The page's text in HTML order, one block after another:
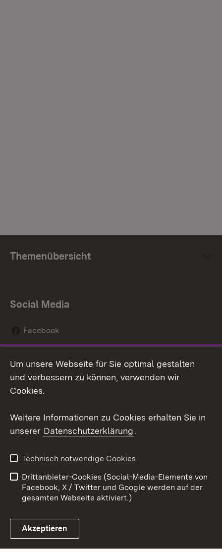
Themenübersicht
Social Media
Facebook
Social Wall
Youtube
Link zum Landesportal
Kontakt
Datenschutz
Barrierefreiheit
Impressum Cookies
Um unsere Webseite für Sie optimal gestalten
und verbessern zu können, verwenden wir
Cookies.
Weitere Informationen zu Cookies erhalten Sie in
unserer Datenschutzerklärung.
Technisch notwendige Cookies
Drittanbieter-Cookies (Social-Media-Elemente von
Facebook, X / Twitter und Google werden auf der
gesamten Webseite aktiviert.)
Akzeptieren